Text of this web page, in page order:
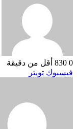
0
أقل من دقيقة
فيسبوك تويتر